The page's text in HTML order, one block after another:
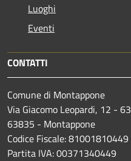
Luoghi
Eventi
CONTATTI
Comune di Montappone
Via Giacomo Leopardi, 12 -
63835 - Montappone
Codice Fiscale: 81001810449
Partita IVA: 00371340449